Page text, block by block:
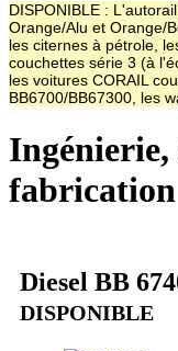
DISPONIBLE :
Orange/Alu et Orange/
les citernes à pétrole,
couchettes série 3 (à
les voitures CORAIL
BB6700/BB67300, les
Ingénierie,
fabrication
Diesel BB
DISPONIBLE